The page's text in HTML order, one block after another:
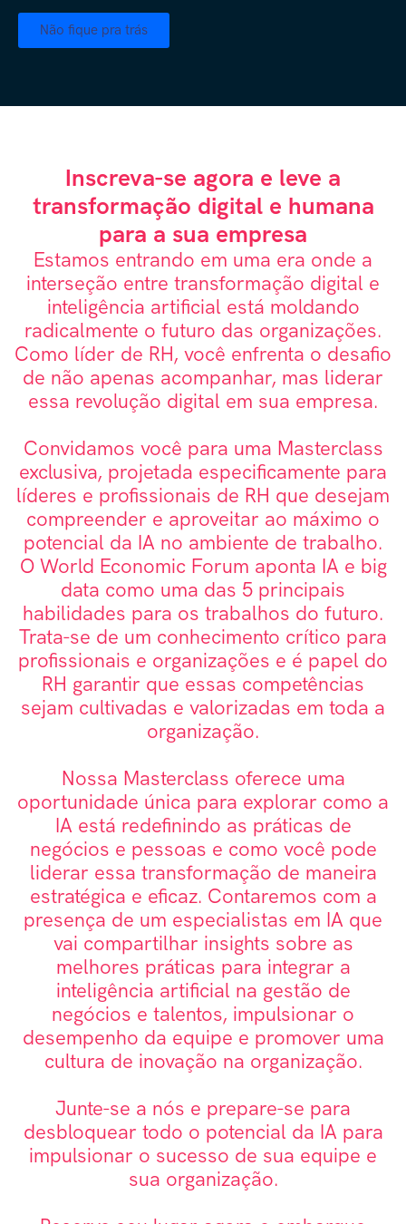
Não fique pra trás
Inscreva-se agora e leve a
transformação digital e humana
para a sua empresa
Estamos entrando em uma era onde a
interseção entre transformação digital e
inteligência artificial está moldando
radicalmente o futuro das organizações.
Como líder de RH, você enfrenta o desafio
de não apenas acompanhar, mas liderar
essa revolução digital em sua empresa.
Convidamos você para uma Masterclass
exclusiva, projetada especificamente para
líderes e profissionais de RH que desejam
compreender e aproveitar ao máximo o
potencial da IA no ambiente de trabalho.
O World Economic Forum aponta IA e big
data como uma das 5 principais
habilidades para os trabalhos do futuro.
Trata-se de um conhecimento crítico para
profissionais e organizações e é papel do
RH garantir que essas competências
sejam cultivadas e valorizadas em toda a
organização.
Nossa Masterclass oferece uma
oportunidade única para explorar como a
IA está redefinindo as práticas de
negócios e pessoas e como você pode
liderar essa transformação de maneira
estratégica e eficaz. Contaremos com a
presença de um especialistas em IA que
vai compartilhar insights sobre as
melhores práticas para integrar a
inteligência artificial na gestão de
negócios e talentos, impulsionar o
desempenho da equipe e promover uma
cultura de inovação na organização.
Junte-se a nós e prepare-se para
desbloquear todo o potencial da IA para
impulsionar o sucesso de sua equipe e
sua organização.